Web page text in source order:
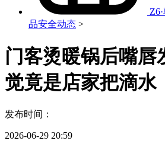
品安全动态 >
门客烫暖锅后嘴唇
觉竟是店家把滴水
发布时间：
2026-06-29 20:59